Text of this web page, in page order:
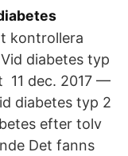
kontrollera
diabetes typ
11 dec. 2017 —
diabetes typ 2
efter tolv
Det fanns